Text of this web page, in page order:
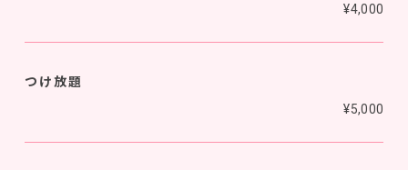
¥4,000
つけ放題
¥5,000